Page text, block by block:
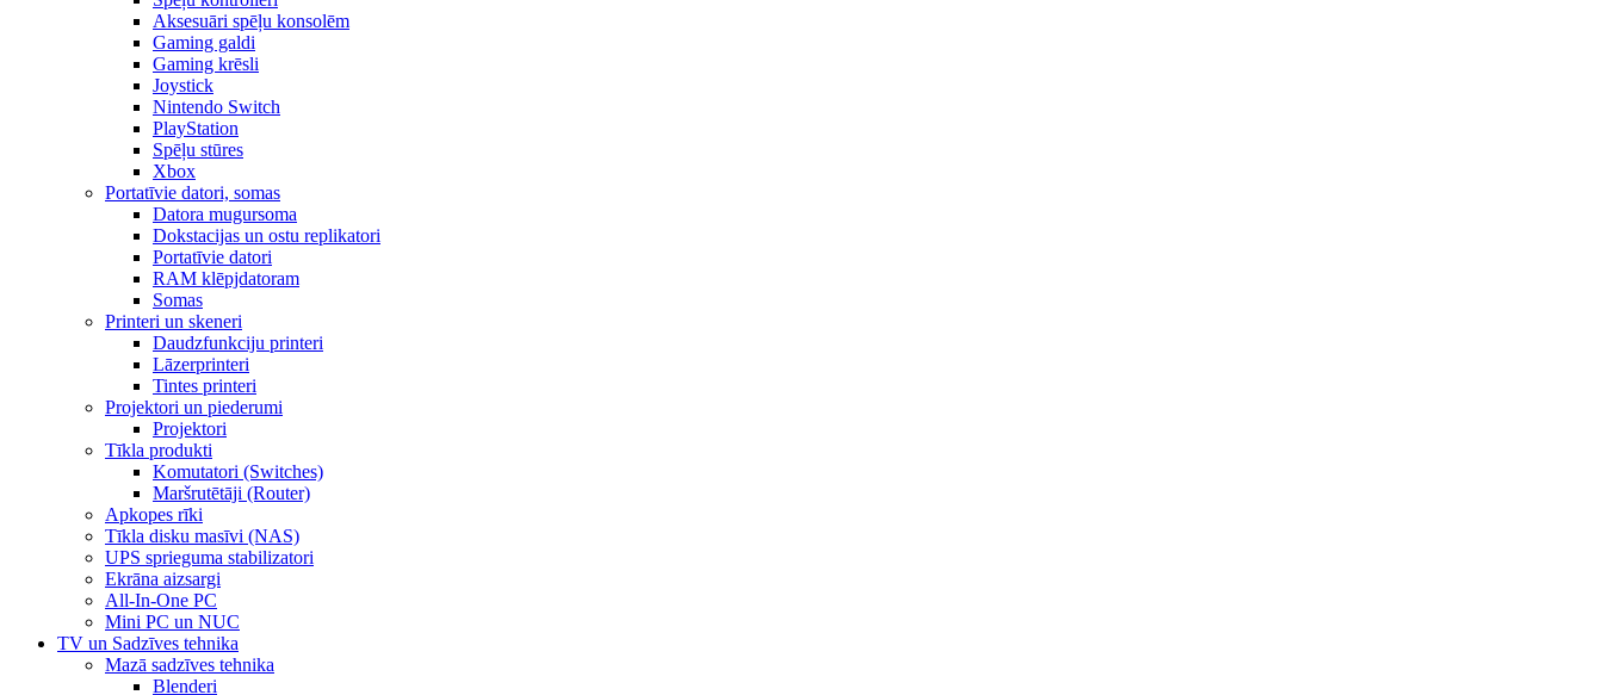
Aksesuāri spēļu konsolēm
Gaming galdi
Gaming krēsli
Joystick
Nintendo Switch
PlayStation
Spēļu stūres
Xbox
Portatīvie datori, somas
Datora mugursoma
Dokstacijas un ostu replikatori
Portatīvie datori
RAM klēpjdatoram
Somas
Printeri un skeneri
Daudzfunkciju printeri
Lāzerprinteri
Tintes printeri
Projektori un piederumi
Projektori
Tīkla produkti
Komutatori (Switches)
Maršrutētāji (Router)
Apkopes rīki
Tīkla disku masīvi (NAS)
UPS sprieguma stabilizatori
Ekrāna aizsargi
All-In-One PC
Mini PC un NUC
TV un Sadzīves tehnika
Mazā sadzīves tehnika
Blenderi